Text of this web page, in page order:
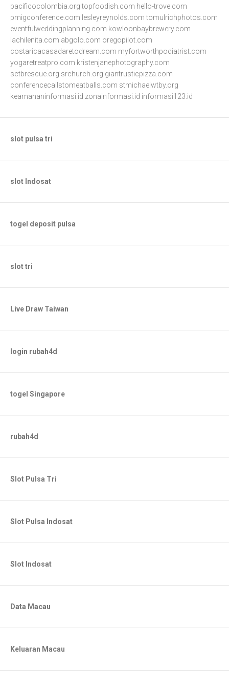
pacificocolombia.org topfoodish.com hello-trove.com
pmigconference.com lesleyreynolds.com tomulrichphotos.com
eventfulweddingplanning.com kowloonbaybrewery.com
lachilenita.com abgolo.com oregopilot.com
costaricacasadaretodream.com myfortworthpodiatrist.com
yogaretreatpro.com kristenjanephotography.com
sctbrescue.org srchurch.org giantrusticpizza.com
conferencecallstomeatballs.com stmichaelwtby.org
keamananinformasi.id zonainformasi.id informasi123.id
slot pulsa tri
slot Indosat
togel deposit pulsa
slot tri
Live Draw Taiwan
login rubah4d
togel Singapore
rubah4d
Slot Pulsa Tri
Slot Pulsa Indosat
Slot Indosat
Data Macau
Keluaran Macau